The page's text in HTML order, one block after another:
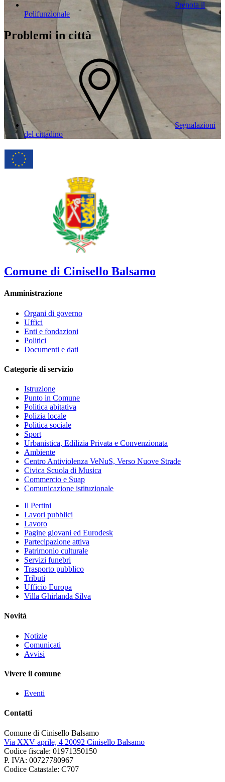
Prenota il
Polifunzionale
Problemi in città
Segnalazioni
del cittadino
Comune di Cinisello Balsamo
Amministrazione
Organi di governo
Uffici
Enti e fondazioni
Politici
Documenti e dati
Categorie di servizio
Istruzione
Punto in Comune
Politica abitativa
Polizia locale
Politica sociale
Sport
Urbanistica, Edilizia Privata e Convenzionata
Ambiente
Centro Antiviolenza VeNuS, Verso Nuove Strade
Civica Scuola di Musica
Commercio e Suap
Comunicazione istituzionale
Il Pertini
Lavori pubblici
Lavoro
Pagine giovani ed Eurodesk
Partecipazione attiva
Patrimonio culturale
Servizi funebri
Trasporto pubblico
Tributi
Ufficio Europa
Villa Ghirlanda Silva
Novità
Notizie
Comunicati
Avvisi
Vivere il comune
Eventi
Contatti
Comune di Cinisello Balsamo
Via XXV aprile, 4 20092 Cinisello Balsamo
Codice fiscale: 01971350150
P. IVA: 00727780967
Codice Catastale: C707